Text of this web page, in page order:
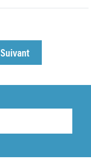
Suivant